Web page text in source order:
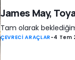
James May,
Tam olarak
ÇEVRECİ ARAÇLAR -4 Tem